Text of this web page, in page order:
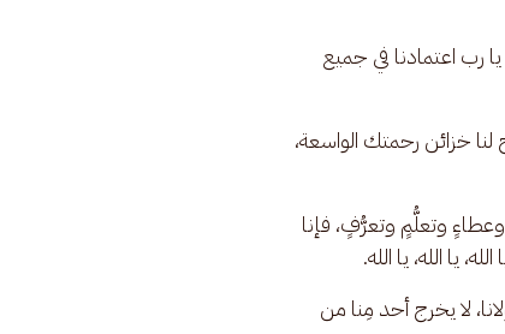
رب اعتمادنا في جميع
خزائن رحمتك الواسعة،
وتعلُّمٍ وتعرُّفٍ، فإنا
يا الله، يا الله.
لا يخرج أحد مِنا من